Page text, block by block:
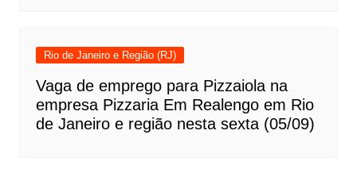
Rio de Janeiro e Região (RJ)
Vaga de emprego para Pizzaiola na
empresa Pizzaria Em Realengo em Rio
de Janeiro e região nesta sexta (05/09)